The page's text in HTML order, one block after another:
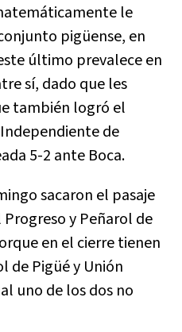
le
pigüense, en
último prevalece en
sí, dado que les
también logró el
de
5-2 ante Boca.
sacaron el pasaje
y Peñarol de
en el cierre tienen
de Pigüé y Unión
uno de los dos no